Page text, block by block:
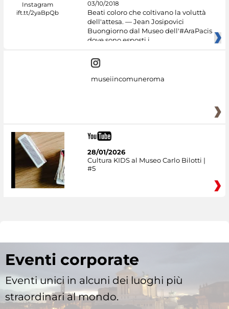
03/10/2018
Beati coloro che coltivano la voluttà
dell'attesa. — Jean Josipovici
Buongiorno dal Museo dell'#AraPacis
dove sono esposti i
museiincomuneroma
28/01/2026
Cultura KIDS al Museo Carlo Bilotti |
#5
Eventi corporate
Eventi unici in alcuni dei luoghi più
straordinari al mondo.